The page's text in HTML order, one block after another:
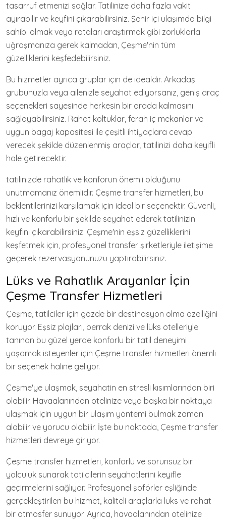
tasarruf etmenizi sağlar. Tatilinize daha fazla vakit
ayırabilir ve keyfini çıkarabilirsiniz. Şehir içi ulaşımda bilgi
sahibi olmak veya rotaları araştırmak gibi zorluklarla
uğraşmanıza gerek kalmadan, Çeşme'nin tüm
güzelliklerini keşfedebilirsiniz.
Bu hizmetler ayrıca gruplar için de idealdir. Arkadaş
grubunuzla veya ailenizle seyahat ediyorsanız, geniş araç
seçenekleri sayesinde herkesin bir arada kalmasını
sağlayabilirsiniz. Rahat koltuklar, ferah iç mekanlar ve
uygun bagaj kapasitesi ile çeşitli ihtiyaçlara cevap
verecek şekilde düzenlenmiş araçlar, tatilinizi daha keyifli
hale getirecektir.
tatilinizde rahatlık ve konforun önemli olduğunu
unutmamanız önemlidir. Çeşme transfer hizmetleri, bu
beklentilerinizi karşılamak için ideal bir seçenektir. Güvenli,
hızlı ve konforlu bir şekilde seyahat ederek tatilinizin
keyfini çıkarabilirsiniz. Çeşme'nin eşsiz güzelliklerini
keşfetmek için, profesyonel transfer şirketleriyle iletişime
geçerek rezervasyonunuzu yaptırabilirsiniz.
Lüks ve Rahatlık Arayanlar İçin
Çeşme Transfer Hizmetleri
Çeşme, tatilciler için gözde bir destinasyon olma özelliğini
koruyor. Eşsiz plajları, berrak denizi ve lüks otelleriyle
tanınan bu güzel yerde konforlu bir tatil deneyimi
yaşamak isteyenler için Çeşme transfer hizmetleri önemli
bir seçenek haline geliyor.
Çeşme'ye ulaşmak, seyahatin en stresli kısımlarından biri
olabilir. Havaalanından otelinize veya başka bir noktaya
ulaşmak için uygun bir ulaşım yöntemi bulmak zaman
alabilir ve yorucu olabilir. İşte bu noktada, Çeşme transfer
hizmetleri devreye giriyor.
Çeşme transfer hizmetleri, konforlu ve sorunsuz bir
yolculuk sunarak tatilcilerin seyahatlerini keyifle
geçirmelerini sağlıyor. Profesyonel şoförler eşliğinde
gerçekleştirilen bu hizmet, kaliteli araçlarla lüks ve rahat
bir atmosfer sunuyor. Ayrıca, havaalanından otelinize